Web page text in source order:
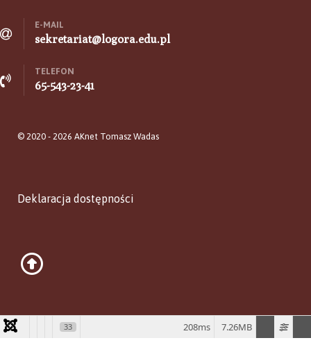
E-MAIL
sekretariat@logora.edu.pl
TELEFON
65-543-23-41
© 2020 - 2026 AKnet Tomasz Wadas
Deklaracja dostępności
33 7.26MB
208ms